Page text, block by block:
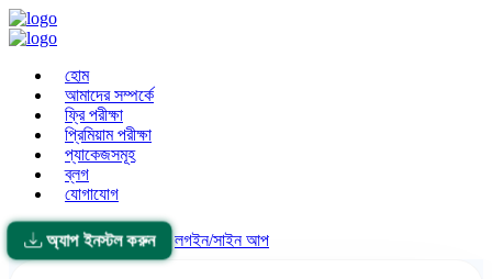
হোম
আমাদের সম্পর্কে
ফ্রি পরীক্ষা
প্রিমিয়াম পরীক্ষা
প্যাকেজসমূহ
ব্লগ
যোগাযোগ
অ্যাপ ইনস্টল করুন লগইন/সাইন আপ